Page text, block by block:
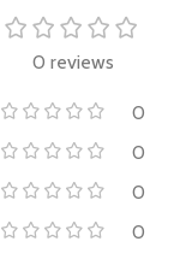
0 reviews
0
0
0
0